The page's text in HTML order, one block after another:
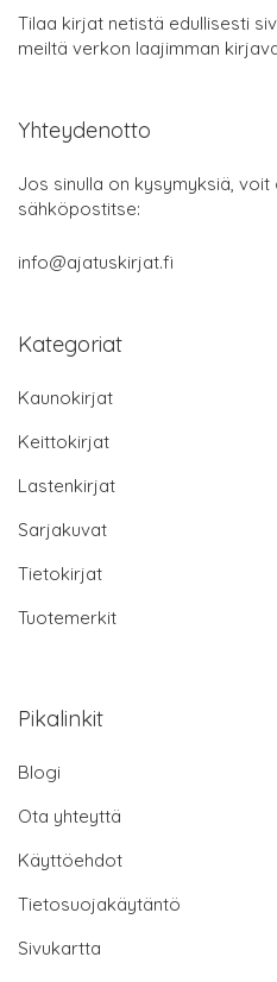
Tilaa kirjat netistä edullisesti
meiltä verkon laajimman
Yhteydenotto
Jos sinulla on kysymyksiä,
sähköpostitse:
info@ajatuskirjat.fi
Kategoriat
Kaunokirjat
Keittokirjat
Lastenkirjat
Sarjakuvat
Tietokirjat
Tuotemerkit
Pikalinkit
Blogi
Ota yhteyttä
Käyttöehdot
Tietosuojakäytäntö
Sivukartta